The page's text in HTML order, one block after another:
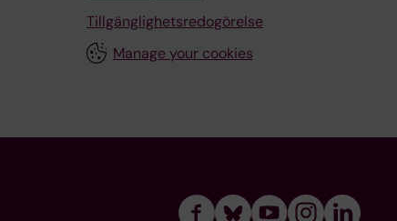
Tillgänglighetsredogörelse
Manage your cookies